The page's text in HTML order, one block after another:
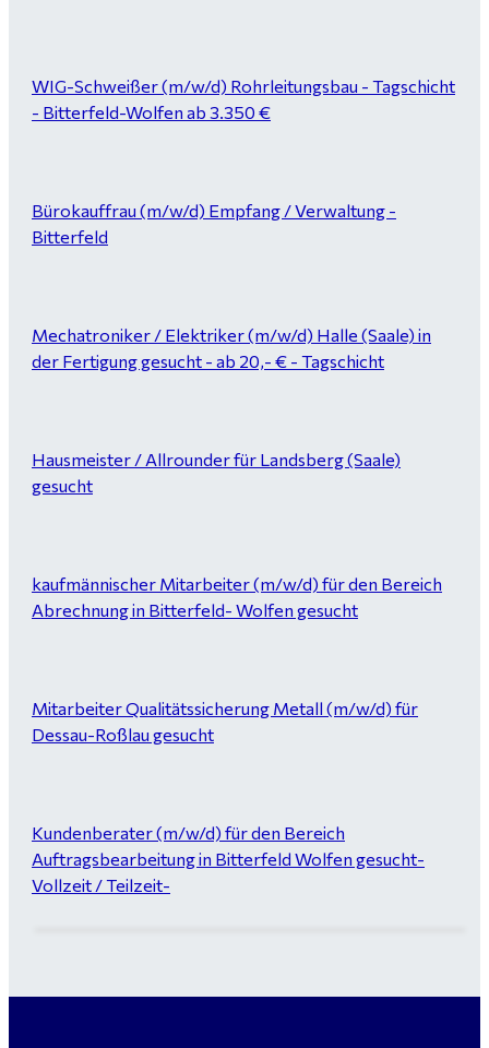
WIG-Schweißer (m/w/d) Rohrleitungsbau - Tagschicht
- Bitterfeld-Wolfen ab 3.350 €
Bürokauffrau (m/w/d) Empfang / Verwaltung -
Bitterfeld
Mechatroniker / Elektriker (m/w/d) Halle (Saale) in
der Fertigung gesucht - ab 20,- € - Tagschicht
Hausmeister / Allrounder für Landsberg (Saale)
gesucht
kaufmännischer Mitarbeiter (m/w/d) für den Bereich
Abrechnung in Bitterfeld- Wolfen gesucht
Mitarbeiter Qualitätssicherung Metall (m/w/d) für
Dessau-Roßlau gesucht
Kundenberater (m/w/d) für den Bereich
Auftragsbearbeitung in Bitterfeld Wolfen gesucht-
Vollzeit / Teilzeit-